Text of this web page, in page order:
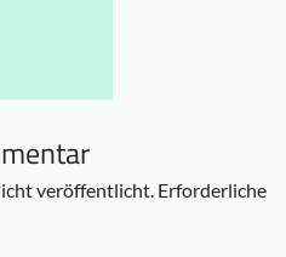
veröffentlicht. Erforderliche